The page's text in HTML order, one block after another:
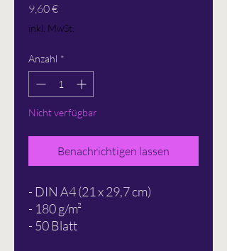
9,60 €Preis
inkl. MwSt.
Anzahl *
Nicht verfügbar
Benachrichtigen lassen
- DIN A4 (21 x 29,7 cm)
- 180 g/m²
- 50 Blatt